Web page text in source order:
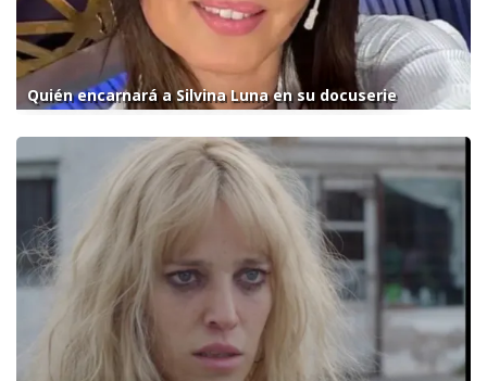
Quién encarnará a Silvina Luna en su docuserie